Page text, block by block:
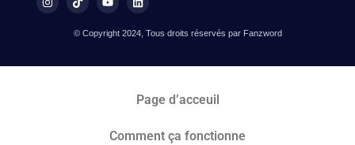
© Copyright 2024, Tous droits réservés par Fanzword
Page d’acceuil
Comment ça fonctionne